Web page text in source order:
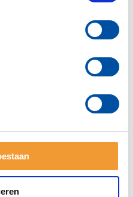
van het Dijkhuis